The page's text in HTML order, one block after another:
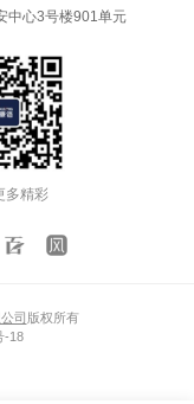
中心3号楼901单元
多精彩
司 版权所有
-18